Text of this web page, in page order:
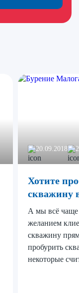
20.09.2018
Хотите
скважину
А мы всё чаще
желанием
скважину
пробурить
некоторые